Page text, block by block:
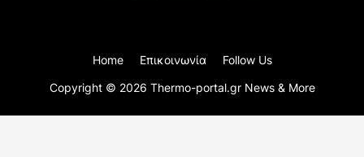
Copyright © 2026 Thermo-portal.gr News & More
Home Επικοινωνία Follow Us